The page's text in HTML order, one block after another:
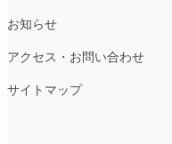
お知らせ
アクセス・お問い合わせ
サイトマップ